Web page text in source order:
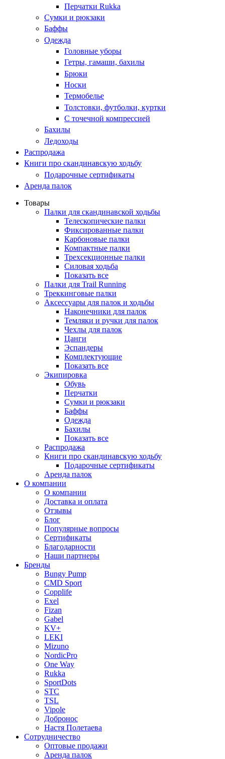
Перчатки Rukka
Сумки и рюкзаки
Баффы
Одежда
Головные уборы
Гетры, гамаши, бахилы
Брюки
Носки
Термобелье
Толстовки, футболки, куртки
С точечной компрессией
Бахилы
Ледоходы
Распродажа
Книги про скандинавскую ходьбу
Подарочные сертификаты
Аренда палок
Товары
Палки для скандинавской ходьбы
Телескопические палки
Фиксированные палки
Карбоновые палки
Компактные палки
Трехсекционные палки
Силовая ходьба
Показать все
Палки для Trail Running
Треккинговые палки
Аксессуары для палок и ходьбы
Наконечники для палок
Темляки и ручки для палок
Чехлы для палок
Цанги
Эспандеры
Комплектующие
Показать все
Экипировка
Обувь
Перчатки
Сумки и рюкзаки
Баффы
Одежда
Бахилы
Показать все
Распродажа
Книги про скандинавскую ходьбу
Подарочные сертификаты
Аренда палок
О компании
О компании
Доставка и оплата
Отзывы
Блог
Популярные вопросы
Сертификаты
Благодарности
Наши партнеры
Бренды
Bungy Pump
CMD Sport
Copplife
Exel
Fizan
Gabel
KV+
LEKI
Mizuno
NordicPro
One Way
Rukka
SportDots
STC
TSL
Vipole
Добронос
Настя Полетаева
Сотрудничество
Оптовые продажи
Аренда палок